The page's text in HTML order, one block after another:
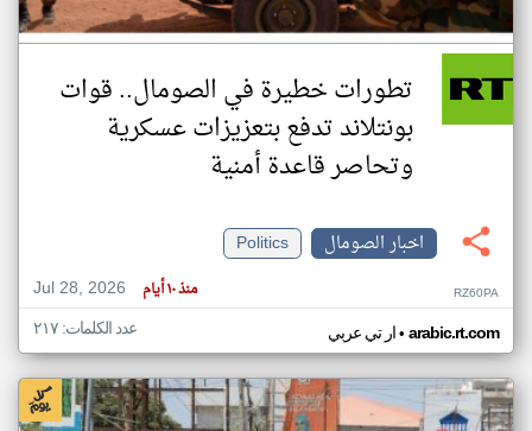
تطورات خطيرة في الصومال.. قوات
بونتلاند تدفع بتعزيزات عسكرية
وتحاصر قاعدة أمنية
اخبار الصومال
Politics
Jul 28, 2026
منذ ١٠ أيام RZ60PA
ار تي عربي• arabic.rt.com عدد الكلمات: ٢١٧